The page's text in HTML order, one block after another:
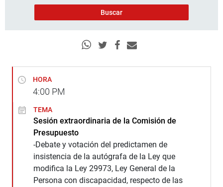
HORA
4:00 PM
TEMA
Sesión extraordinaria de la Comisión de
Presupuesto
-Debate y votación del predictamen de
insistencia de la autógrafa de la Ley que
modifica la Ley 29973, Ley General de la
Persona con discapacidad, respecto de las